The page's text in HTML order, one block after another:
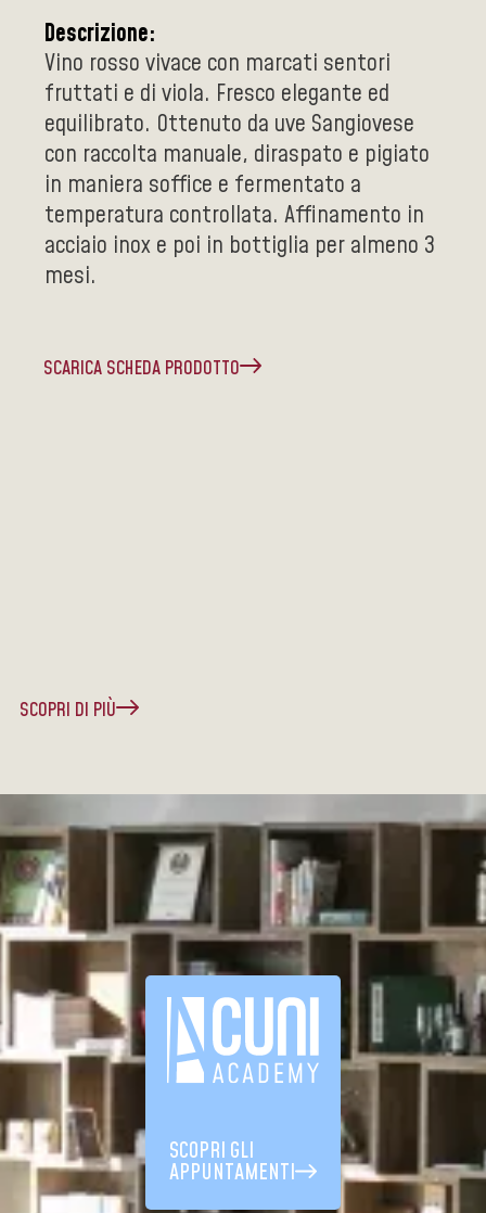
Descrizione:
Vino rosso vivace con marcati sentori
fruttati e di viola. Fresco elegante ed
equilibrato. Ottenuto da uve Sangiovese
con raccolta manuale, diraspato e pigiato
in maniera soffice e fermentato a
temperatura controllata. Affinamento in
acciaio inox e poi in bottiglia per almeno 3
mesi.
SCARICA SCHEDA PRODOTTO
SCOPRI DI PIÙ
SCOPRI GLI
APPUNTAMENTI